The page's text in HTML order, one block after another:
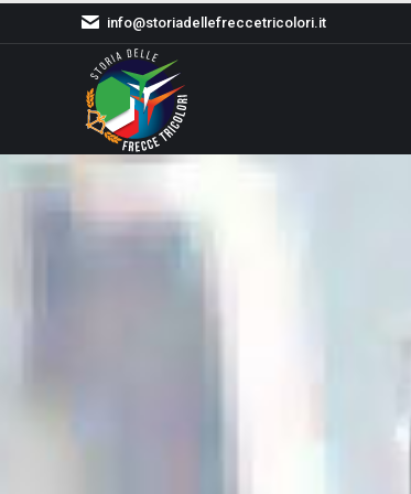
info@storiadellefreccetricolori.it